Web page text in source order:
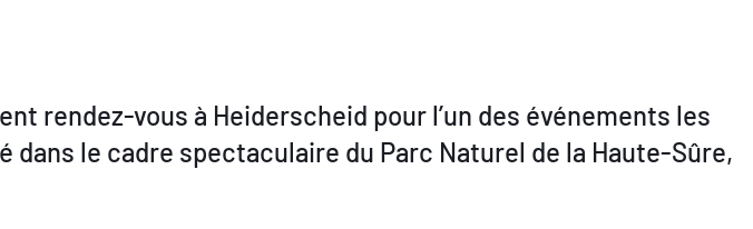
rendez-vous à Heiderscheid pour l’un des événements les
le cadre spectaculaire du Parc Naturel de la Haute-Sûre,